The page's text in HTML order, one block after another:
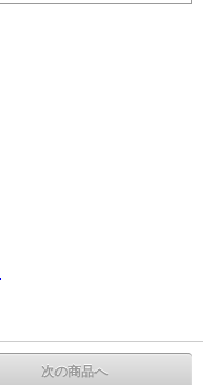
次の商品へ